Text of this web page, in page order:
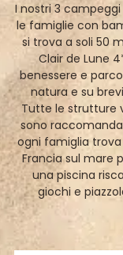
I nostri 3
le famiglie con
si trova a soli 50
Clair de Lune
benessere e parco
natura e su
Tutte le strutture
sono
ogni famiglia
Francia sul mare
una piscina
giochi e